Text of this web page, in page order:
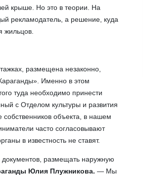
крыше. Но это в теории. На
рекламодатель, а решение, куда
жильцов.
размещена незаконно,
Именно в этом
туда необходимо принести
с Отделом культуры и развития
объекта, в нашем
часто согласовывают
в известность не ставят.
размещать наружную
Юлия Плужникова. — Мы